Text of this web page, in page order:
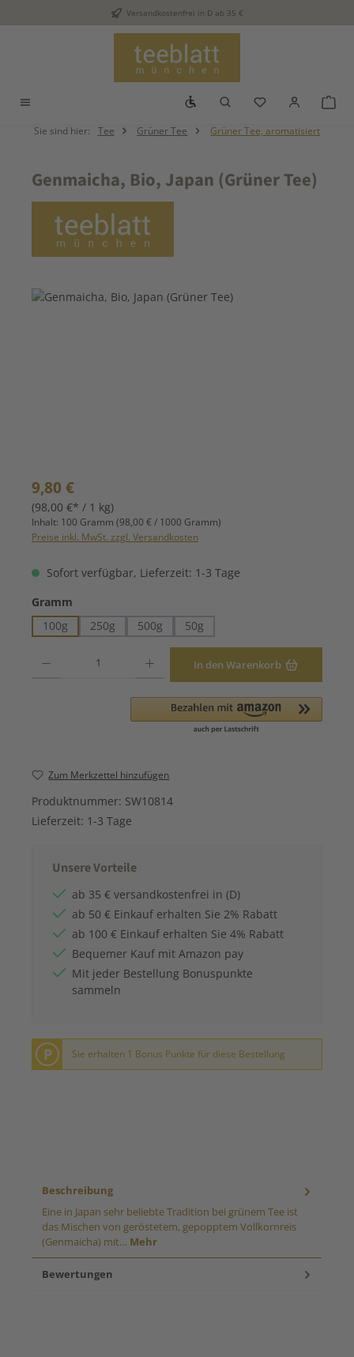
Zum Hauptinhalt springenVersandkostenfrei in D ab 35 €
Werkzeugleiste anzeigen
Du hast 0
Sie sind hier: Tee Grüner Tee Grüner Tee, aromatisiert
Genmaicha, Bio, Japan (Grüner Tee)
Bildergalerie überspringen
Regulärer Preis:
9,80 €
(98,00 €* / 1 kg)
Inhalt: 100 Gramm (98,00 € / 1000 Gramm)
Preise inkl. MwSt. zzgl. Versandkosten
Sofort verfügbar, Lieferzeit: 1-3 Tage
Gramm
100g
250g 500g 50g
In den Warenkorb
Zum Merkzettel hinzufügen
Produktnummer: SW10814
Lieferzeit: 1-3 Tage
Unsere Vorteile
ab 35 € versandkostenfrei in (D)
ab 50 € Einkauf erhalten Sie 2% Rabatt
ab 100 € Einkauf erhalten Sie 4% Rabatt
Bequemer Kauf mit Amazon pay
Mit jeder Bestellung Bonuspunkte
sammeln
P Sie erhalten 1 Bonus Punkte für diese Bestellung
Beschreibung
Eine in Japan sehr beliebte Tradition bei grünem Tee ist
das Mischen von geröstetem, gepopptem Vollkornreis
(Genmaicha) mit… Mehr
Bewertungen